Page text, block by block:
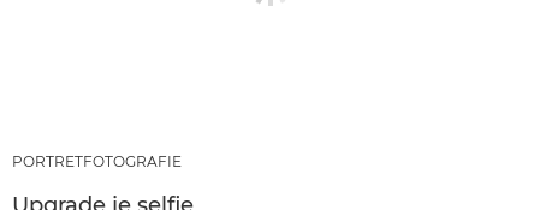
PORTRETFOTOGRAFIE